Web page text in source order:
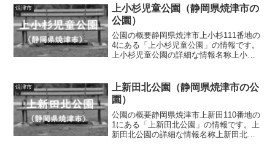
場、芝生広場、複合遊具（滑り台、トン
ネル、上...
焼津市
上小杉児童公園（静岡県焼津市の
公園）
公園の概要静岡県焼津市上小杉111番地の
4にある「上小杉児童公園」の情報です。
上小杉児童公園の詳細な情報名称上小杉
広場、滑り台、鉄棒、ブランコ、砂場、
四阿、...
焼津市
上新田北公園（静岡県焼津市の公
園）
公園の概要静岡県焼津市上新田110番地の
1にある「上新田北公園」の情報です。上
新田北公園の詳細な情報名称上新田北公